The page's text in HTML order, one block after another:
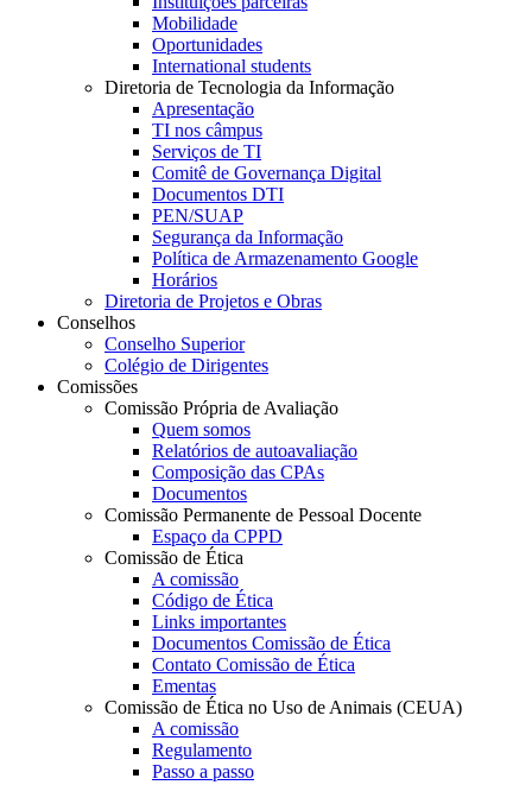
Mobilidade
Oportunidades
International students
Diretoria de Tecnologia da Informação
Apresentação
TI nos câmpus
Serviços de TI
Comitê de Governança Digital
Documentos DTI
PEN/SUAP
Segurança da Informação
Política de Armazenamento Google
Horários
Diretoria de Projetos e Obras
Conselhos
Conselho Superior
Colégio de Dirigentes
Comissões
Comissão Própria de Avaliação
Quem somos
Relatórios de autoavaliação
Composição das CPAs
Documentos
Comissão Permanente de Pessoal Docente
Espaço da CPPD
Comissão de Ética
A comissão
Código de Ética
Links importantes
Documentos Comissão de Ética
Contato Comissão de Ética
Ementas
Comissão de Ética no Uso de Animais (CEUA)
A comissão
Regulamento
Passo a passo